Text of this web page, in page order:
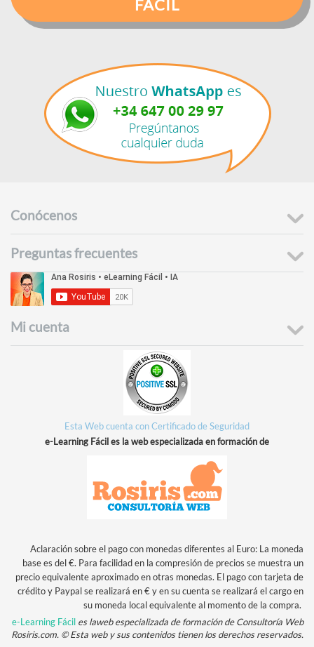
FÁCIL
Conócenos
Preguntas frecuentes
Mi cuenta
Esta Web cuenta con Certificado de Seguridad
e-Learning Fácil es la web especializada en formación de
Aclaración sobre el pago con monedas diferentes al Euro: La moneda
base es del €. Para facilidad en la compresión de precios se muestra un
precio equivalente aproximado en otras monedas. El pago con tarjeta de
crédito y Paypal se realizará en € y en su cuenta se realizará el cargo en
su moneda local equivalente al momento de la compra.
e-Learning Fácil es laweb especializada de formación de Consultoría Web
Rosiris.com. © Esta web y sus contenidos tienen los derechos reservados.